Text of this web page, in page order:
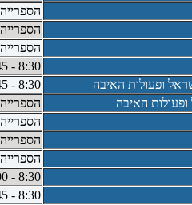
8:30 - 18:45
ופעולות האיבה
8:30 - 18:45
ופעולות האיבה
8:30 - 14:00
8:30 - 18:45